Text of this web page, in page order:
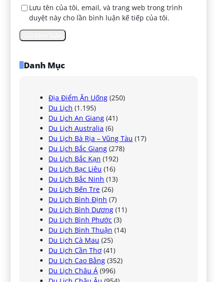
Lưu tên của tôi, email, và trang web trong trình
duyệt này cho lần bình luận kế tiếp của tôi.
Danh Mục
Địa Điểm Ăn Uống (250)
Du Lịch (1.195)
Du Lịch An Giang (41)
Du Lịch Australia (6)
Du Lịch Bà Rịa – Vũng Tàu (17)
Du Lịch Bắc Giang (278)
Du Lịch Bắc Kạn (192)
Du Lịch Bạc Liêu (16)
Du Lịch Bắc Ninh (13)
Du Lịch Bến Tre (26)
Du Lịch Bình Định (7)
Du Lịch Bình Dương (11)
Du Lịch Bình Phước (3)
Du Lịch Bình Thuận (14)
Du Lịch Cà Mau (25)
Du Lịch Cần Thơ (41)
Du Lịch Cao Bằng (352)
Du Lịch Châu Á (996)